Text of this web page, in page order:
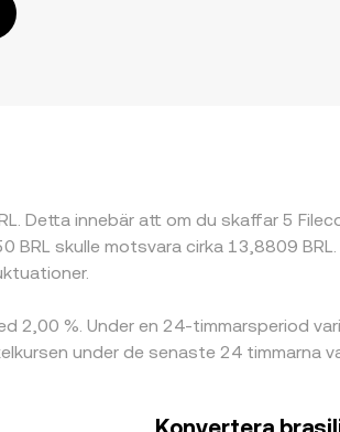
Detta innebär att om du skaffar 5
skulle motsvara cirka 13,8809
2,00 %. Under en 24-timmarsperiod
under de senaste 24 timmarna